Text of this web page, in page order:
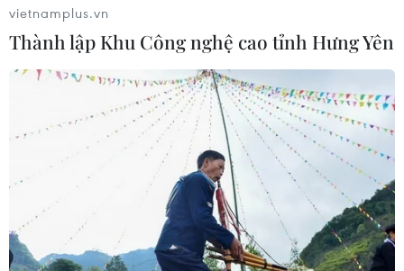
vietnamplus.vn
Thành lập Khu Công nghệ cao tỉnh Hưng Yên